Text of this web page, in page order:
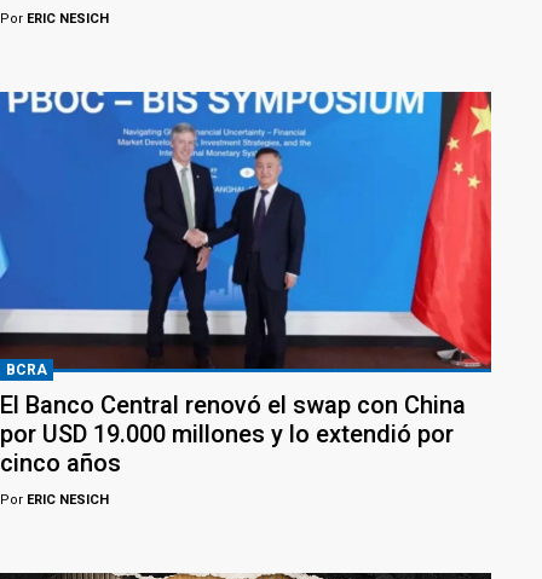
Por ERIC NESICH
BCRA
El Banco Central renovó el swap con China
por USD 19.000 millones y lo extendió por
cinco años
Por ERIC NESICH